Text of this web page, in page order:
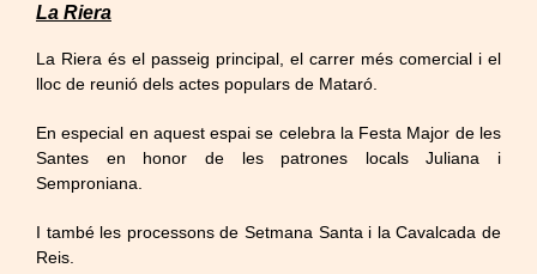
La Riera
La Riera és el passeig principal, el carrer més comercial i el
lloc de reunió dels actes populars de Mataró.
En especial en aquest espai se celebra la Festa Major de les
Santes en honor de les patrones locals Juliana i
Semproniana.
I també les processons de Setmana Santa i la Cavalcada de
Reis.